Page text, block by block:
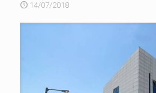
14/07/2018